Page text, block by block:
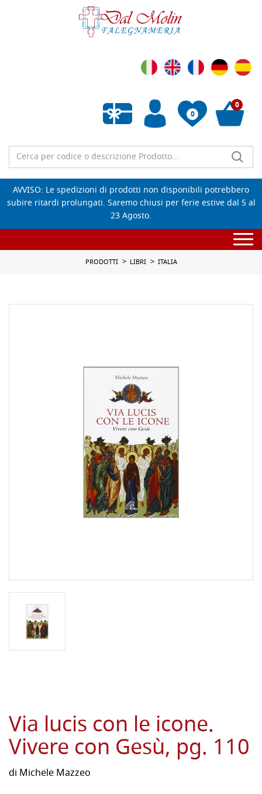
0
Wishlist vuota
0
AVVISO: Le spedizioni di prodotti non disponibili potrebbero
subire ritardi prolungati. Saremo chiusi per ferie estive dal 5 al
23 Agosto.
PRODOTTI LIBRI ITALIA
Via lucis con le icone.
Vivere con Gesù, pg. 110
di Michele Mazzeo